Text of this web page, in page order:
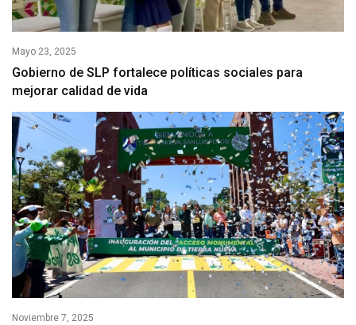
Mayo 23, 2025
Gobierno de SLP fortalece políticas sociales para
mejorar calidad de vida
Noviembre 7, 2025